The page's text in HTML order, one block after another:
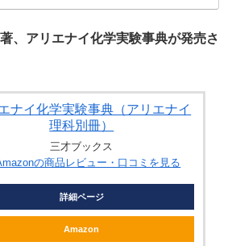
、アリエナイ化学実験事典が発売さ
ナイ化学実験事典（アリエナイ
理科別冊）
三才ブックス
の商品レビュー・口コミを見る
詳細ページ
Amazon